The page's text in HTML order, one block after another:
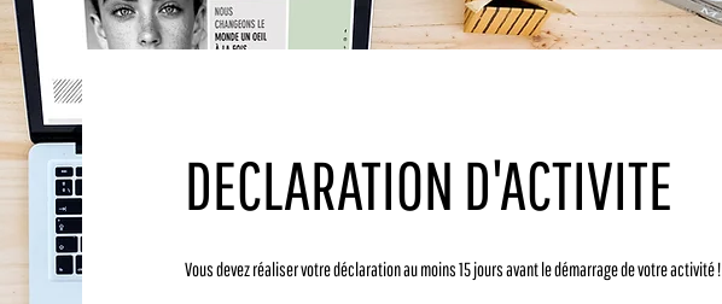
DECLARATION D'ACTIVITE
Vous devez réaliser votre déclaration au moins 15 jours avant le démarrage de votre activité !